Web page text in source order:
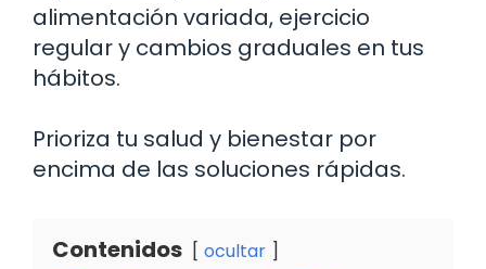
alimentación variada, ejercicio
regular y cambios graduales en tus
hábitos.
Prioriza tu salud y bienestar por
encima de las soluciones rápidas.
Contenidos ocultar